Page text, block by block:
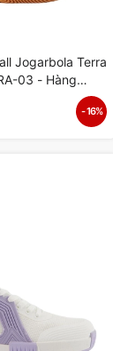
Jogarbola Terra
03 - Hàng
- 16%